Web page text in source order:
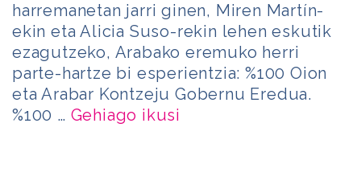
harremanetan jarri ginen, Miren Martín-
ekin eta Alicia Suso-rekin lehen eskutik
ezagutzeko, Arabako eremuko herri
parte-hartze bi esperientzia: %100 Oion
eta Arabar Kontzeju Gobernu Eredua.
%100 … Gehiago ikusi